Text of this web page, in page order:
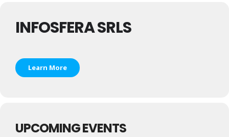
INFOSFERA SRLS
Learn More
UPCOMING EVENTS